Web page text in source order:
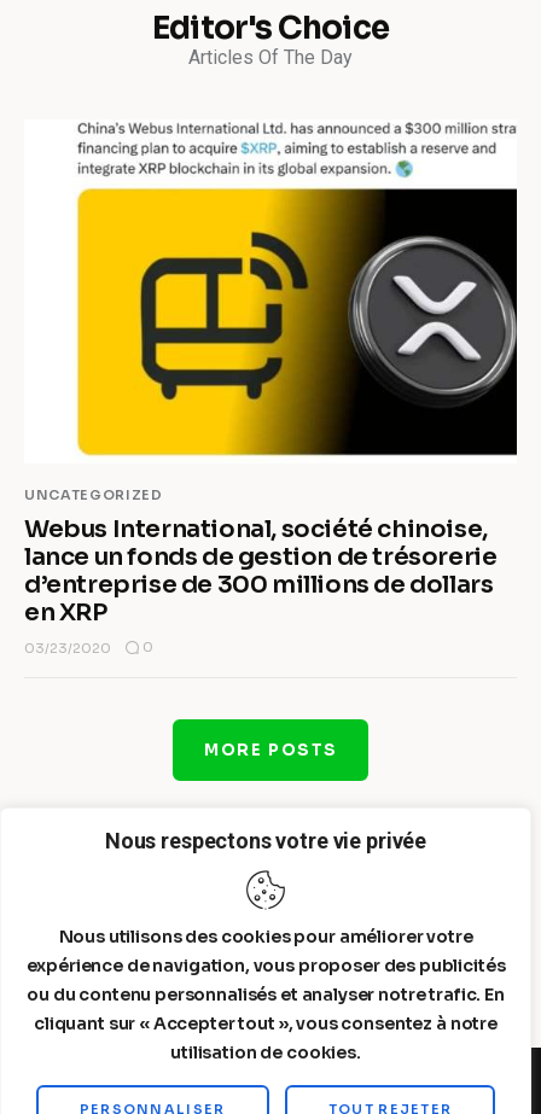
Nous respectons votre vie privée
Nous utilisons des cookies pour améliorer votre
expérience de navigation, vous proposer des publicités
ou du contenu personnalisés et analyser notre trafic. En
cliquant sur « Accepter tout », vous consentez à notre
utilisation de cookies.
PERSONNALISER TOUT REJETER
Editor's Choice
Articles Of The Day
UNCATEGORIZED
Webus International, société chinoise,
lance un fonds de gestion de trésorerie
d’entreprise de 300 millions de dollars
en XRP
03/23/2020 0
MORE POSTS